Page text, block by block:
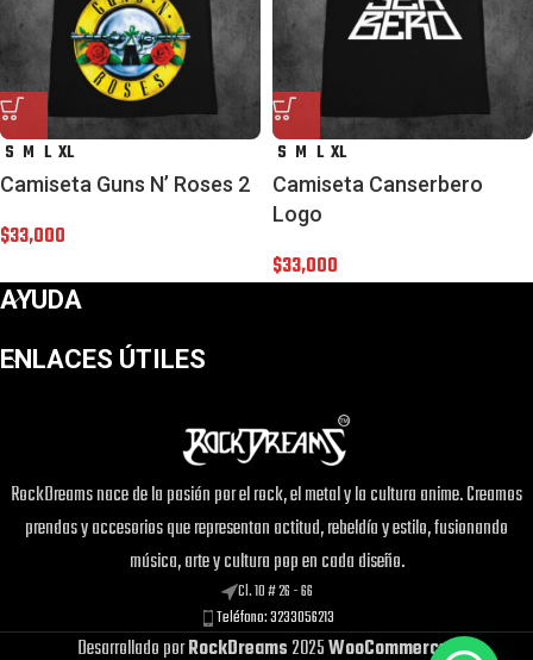
S M L XL
Camiseta Guns N’ Roses 2
$33,000
S M L XL
Camiseta Canserbero
Logo
$33,000
AYUDA
ENLACES ÚTILES
RockDreams nace de la pasión por el rock, el metal y la cultura anime. Creamos
prendas y accesorios que representan actitud, rebeldía y estilo, fusionando
música, arte y cultura pop en cada diseño.
Cl. 10 # 26 - 66
Teléfono: 3233056213
Desarrollado porRockDreams2025WooCommerce.